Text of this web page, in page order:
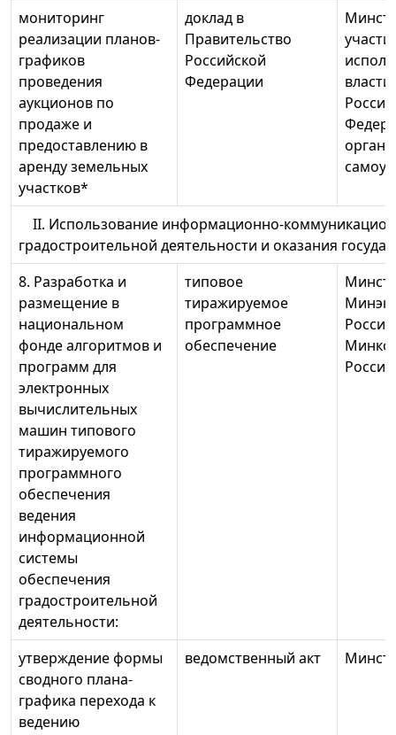
мониторинг
реализации планов-
графиков
проведения
аукционов по
продаже и
предоставлению в
аренду земельных
участков*
доклад в
Правительство
Российской
Федерации
II. Использование информационно-
градостроительной деятельности и оказания
8. Разработка и
размещение в
национальном
фонде алгоритмов и
программ для
электронных
вычислительных
машин типового
тиражируемого
программного
обеспечения
ведения
информационной
системы
обеспечения
градостроительной
деятельности:
типовое
тиражируемое
программное
обеспечение
России
утверждение формы
сводного плана-
графика перехода к
ведению
ведомственный акт